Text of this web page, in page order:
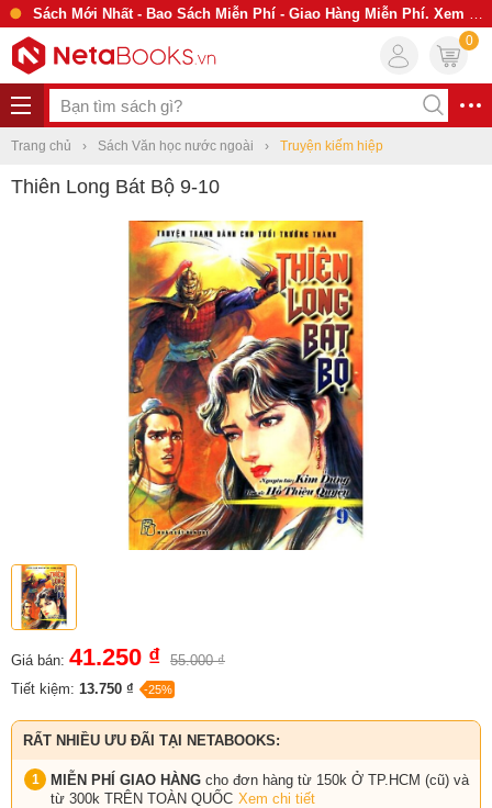
Sách Mới Nhất - Bao Sách Miễn Phí - Giao Hàng Miễn Phí. Xem Ngay
0
Trang chủ Sách Văn học nước ngoài Truyện kiếm hiệp
Thiên Long Bát Bộ 9-10
Giá bán: 41.250 ₫ 55.000 ₫
Tiết kiệm: 13.750 ₫ -25%
RẤT NHIỀU ƯU ĐÃI TẠI NETABOOKS:
MIỄN PHÍ GIAO HÀNG cho đơn hàng từ 150k Ở TP.HCM (cũ) và
từ 300k TRÊN TOÀN QUỐC Xem chi tiết